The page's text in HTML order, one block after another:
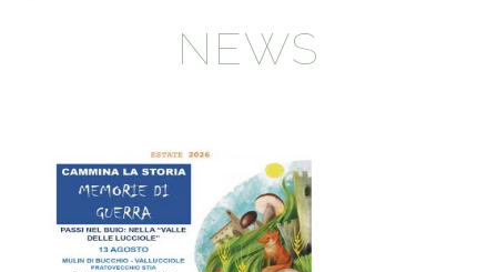
NEWS